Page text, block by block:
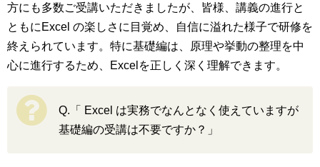
方にも多数ご受講いただきましたが、皆様、講義の進行と
ともにExcel の楽しさに目覚め、自信に溢れた様子で研修を
終えられています。特に基礎編は、原理や挙動の整理を中
心に進行するため、Excelを正しく深く理解できます。
Q.「 Excel は実務でなんとなく使えていますが
基礎編の受講は不要ですか？」